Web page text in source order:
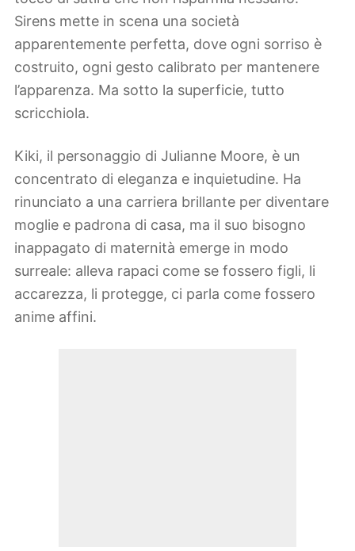
Sirens mette in scena una società
apparentemente perfetta, dove ogni sorriso è
costruito, ogni gesto calibrato per mantenere
l’apparenza. Ma sotto la superficie, tutto
scricchiola.
Kiki, il personaggio di Julianne Moore, è un
concentrato di eleganza e inquietudine. Ha
rinunciato a una carriera brillante per diventare
moglie e padrona di casa, ma il suo bisogno
inappagato di maternità emerge in modo
surreale: alleva rapaci come se fossero figli, li
accarezza, li protegge, ci parla come fossero
anime affini.